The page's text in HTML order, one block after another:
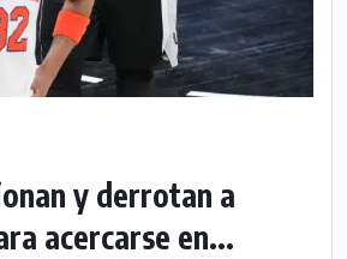
y derrotan a
acercarse en...